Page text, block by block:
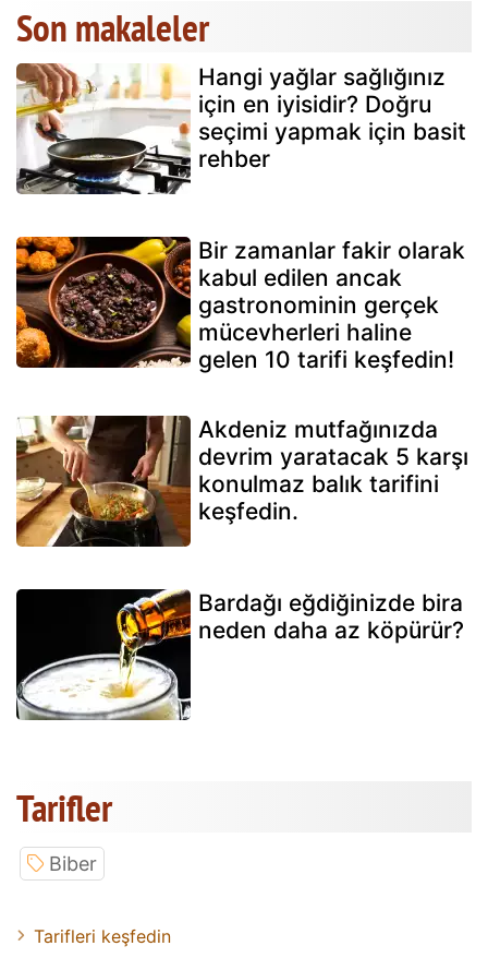
Son makaleler
Hangi yağlar sağlığınız
için en iyisidir? Doğru
seçimi yapmak için basit
rehber
Bir zamanlar fakir olarak
kabul edilen ancak
gastronominin gerçek
mücevherleri haline
gelen 10 tarifi keşfedin!
Akdeniz mutfağınızda
devrim yaratacak 5 karşı
konulmaz balık tarifini
keşfedin.
Bardağı eğdiğinizde bira
neden daha az köpürür?
Tarifler
Biber
Tarifleri keşfedin